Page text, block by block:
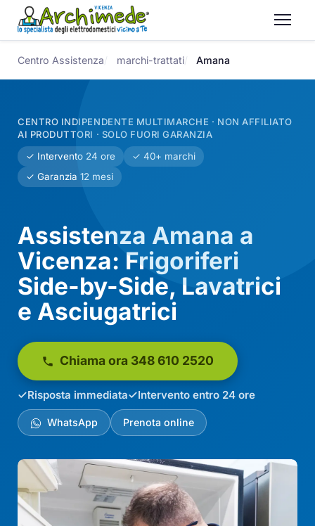
Centro Assistenza marchi-trattati Amana
CENTRO INDIPENDENTE MULTIMARCHE · NON AFFILIATO
AI PRODUTTORI · SOLO FUORI GARANZIA
✓ Intervento 24 ore
✓ 40+ marchi
✓ Garanzia 12 mesi
Assistenza Amana a
Vicenza: Frigoriferi
Side-by-Side, Lavatrici
e Asciugatrici
Chiama ora 348 610 2520
Risposta immediata Intervento entro 24 ore
WhatsApp Prenota online